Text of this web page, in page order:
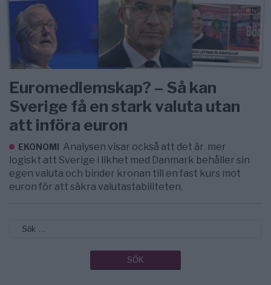
Euromedlemskap? – Så kan
Sverige få en stark valuta utan
att införa euron
EKONOMI Analysen visar också att det är mer
logiskt att Sverige i likhet med Danmark behåller sin
egen valuta och binder kronan till en fast kurs mot
euron för att säkra valutastabiliteten.